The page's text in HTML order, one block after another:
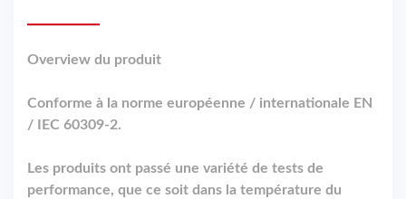
Overview du produit
Conforme à la norme européenne / internationale EN
/ IEC 60309-2.
Les produits ont passé une variété de tests de
performance, que ce soit dans la température du